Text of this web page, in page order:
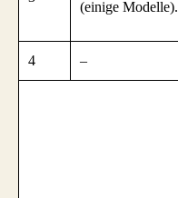
(einige Modelle).
4 –